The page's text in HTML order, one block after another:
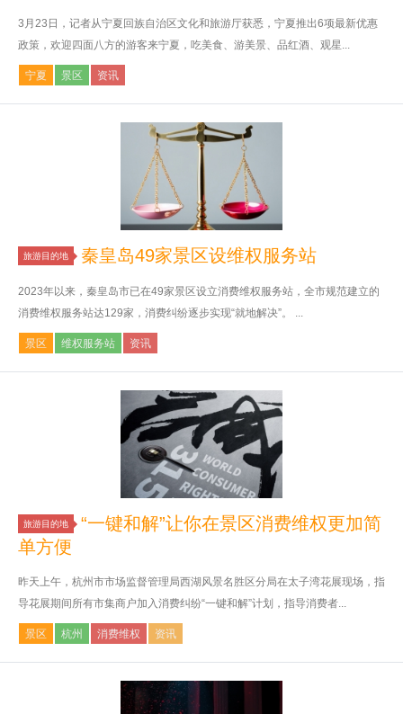
3月23日，记者从宁夏回族自治区文化和旅游厅获悉，宁夏推出6项最新优惠
政策，欢迎四面八方的游客来宁夏，吃美食、游美景、品红酒、观星...
宁夏 景区 资讯
旅游目的地 秦皇岛49家景区设维权服务站
2023年以来，秦皇岛市已在49家景区设立消费维权服务站，全市规范建立的
消费维权服务站达129家，消费纠纷逐步实现“就地解决”。 ...
景区 维权服务站 资讯
旅游目的地
“一键和解”让你在景区消费维权更加简
单方便
昨天上午，杭州市市场监督管理局西湖风景名胜区分局在太子湾花展现场，指
导花展期间所有市集商户加入消费纠纷“一键和解”计划，指导消费者...
景区 杭州 消费维权 资讯